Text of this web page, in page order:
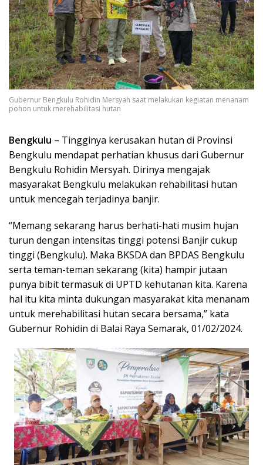
Gubernur Bengkulu Rohidin Mersyah saat melakukan kegiatan menanam
pohon untuk merehabilitasi hutan
Bengkulu – Tingginya kerusakan hutan di Provinsi
Bengkulu mendapat perhatian khusus dari Gubernur
Bengkulu Rohidin Mersyah. Dirinya mengajak
masyarakat Bengkulu melakukan rehabilitasi hutan
untuk mencegah terjadinya banjir.
“Memang sekarang harus berhati-hati musim hujan
turun dengan intensitas tinggi potensi Banjir cukup
tinggi (Bengkulu). Maka BKSDA dan BPDAS Bengkulu
serta teman-teman sekarang (kita) hampir jutaan
punya bibit termasuk di UPTD kehutanan kita. Karena
hal itu kita minta dukungan masyarakat kita menanam
untuk merehabilitasi hutan secara bersama,” kata
Gubernur Rohidin di Balai Raya Semarak, 01/02/2024.